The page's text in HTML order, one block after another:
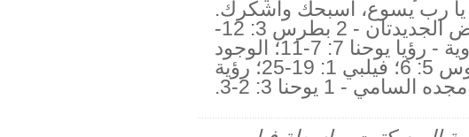
رب يسوع، أسبحك وأشكرك.
آمين. * السماوات والأرض الجديدتان - 2 بطرس 3: 12-
15؛ قاعة العرش السماوية - رؤيا يوحنا 7: 7-11؛ الوجود
مع يسوع - 2 كورنثوس 5: 6؛ فيلبي 1: 19-25؛ رؤية
- 1 يوحنا 3: 2-3.